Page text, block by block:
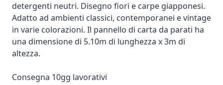
detergenti neutri. Disegno fiori e carpe giapponesi.
Adatto ad ambienti classici, contemporanei e vintage
in varie colorazioni. Il pannello di carta da parati ha
una dimensione di 5.10m di lunghezza x 3m di
altezza.
Consegna 10gg lavorativi